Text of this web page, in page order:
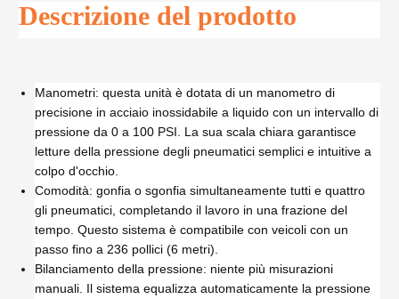
Descrizione del prodotto
Manometri: questa unità è dotata di un manometro di
precisione in acciaio inossidabile a liquido con un intervallo di
pressione da 0 a 100 PSI. La sua scala chiara garantisce
letture della pressione degli pneumatici semplici e intuitive a
colpo d'occhio.
Comodità: gonfia o sgonfia simultaneamente tutti e quattro
gli pneumatici, completando il lavoro in una frazione del
tempo. Questo sistema è compatibile con veicoli con un
passo fino a 236 pollici (6 metri).
Bilanciamento della pressione: niente più misurazioni
manuali. Il sistema equalizza automaticamente la pressione